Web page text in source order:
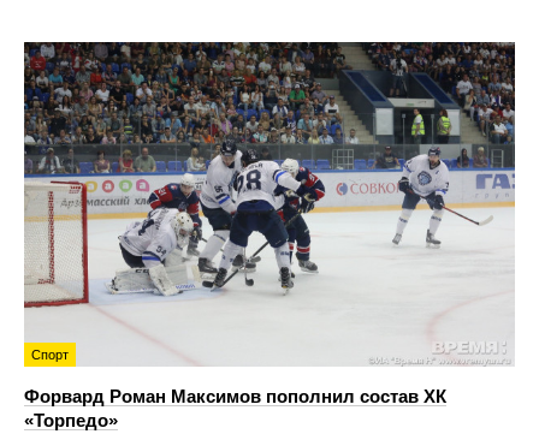
Спорт
Форвард Роман Максимов пополнил состав ХК
«Торпедо»